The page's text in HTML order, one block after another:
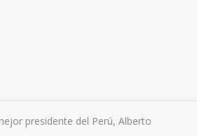
presidente del Perú, Alberto